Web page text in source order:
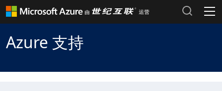
Header Place holder
产品和定价
Azure 支持